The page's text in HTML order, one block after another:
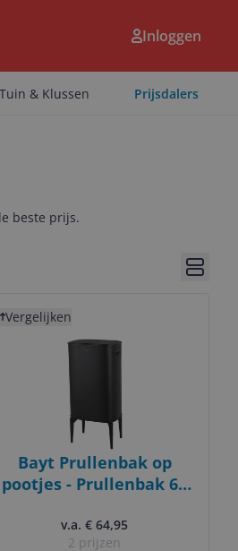
Inloggen
Tuin & Klussen Prijsdalers
beste prijs.
Vergelijken
Bayt Prullenbak op
pootjes - Prullenbak 60
Vuilnisbak - Afvalbak -
v.a. € 64,95
2 prijzen